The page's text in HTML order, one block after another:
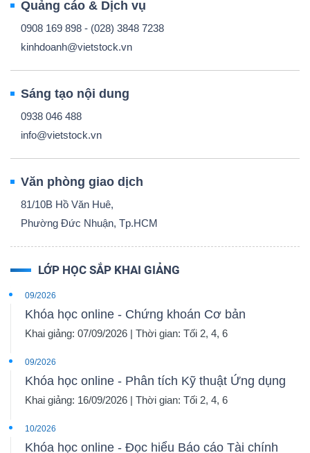
Quảng cáo & Dịch vụ
0908 169 898 - (028) 3848 7238
kinhdoanh@vietstock.vn
Sáng tạo nội dung
0938 046 488
info@vietstock.vn
Văn phòng giao dịch
81/10B Hồ Văn Huê,
Phường Đức Nhuận, Tp.HCM
LỚP HỌC SẮP KHAI GIẢNG
09/2026
Khóa học online - Chứng khoán Cơ bản
Khai giảng: 07/09/2026 | Thời gian: Tối 2, 4, 6
09/2026
Khóa học online - Phân tích Kỹ thuật Ứng dụng
Khai giảng: 16/09/2026 | Thời gian: Tối 2, 4, 6
10/2026
Khóa học online - Đọc hiểu Báo cáo Tài chính